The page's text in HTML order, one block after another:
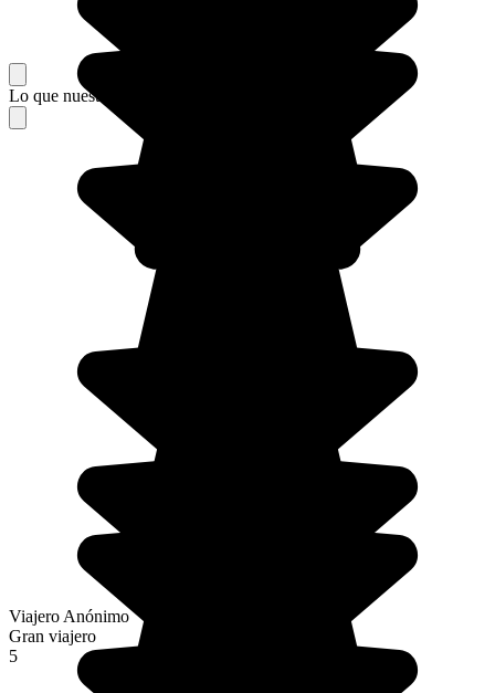
Lo que nuestros viajeros piensan de su estancia
Viajero Anónimo
Gran viajero
5